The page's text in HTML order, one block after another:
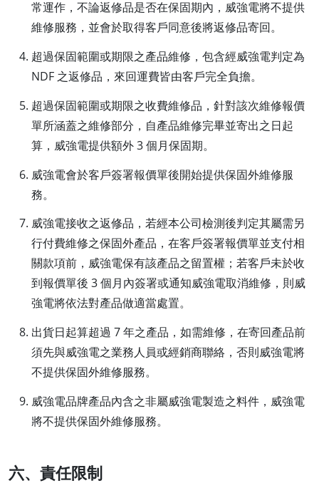
常運作，不論返修品是否在保固期內，威強電將不提供
維修服務，並會於取得客戶同意後將返修品寄回。
超過保固範圍或期限之產品維修，包含經威強電判定為
NDF 之返修品，來回運費皆由客戶完全負擔。
超過保固範圍或期限之收費維修品，針對該次維修報價
單所涵蓋之維修部分，自產品維修完畢並寄出之日起
算，威強電提供額外 3 個月保固期。
威強電會於客戶簽署報價單後開始提供保固外維修服
務。
威強電接收之返修品，若經本公司檢測後判定其屬需另
行付費維修之保固外產品，在客戶簽署報價單並支付相
關款項前，威強電保有該產品之留置權；若客戶未於收
到報價單後 3 個月內簽署或通知威強電取消維修，則威
強電將依法對產品做適當處置。
出貨日起算超過 7 年之產品，如需維修，在寄回產品前
須先與威強電之業務人員或經銷商聯絡，否則威強電將
不提供保固外維修服務。
威強電品牌產品內含之非屬威強電製造之料件，威強電
將不提供保固外維修服務。
六、責任限制